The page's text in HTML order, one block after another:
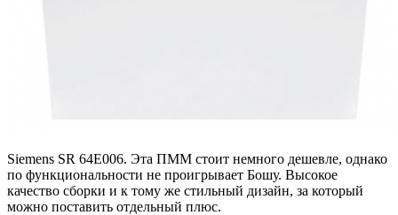
Siemens SR 64E006. Эта ПММ стоит немного дешевле, однако
по функциональности не проигрывает Бошу. Высокое
качество сборки и к тому же стильный дизайн, за который
можно поставить отдельный плюс.